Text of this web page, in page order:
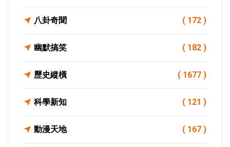
八卦奇聞 ( 172 )
幽默搞笑 ( 182 )
歷史縱橫 ( 1677 )
科學新知 ( 121 )
動漫天地 ( 167 )